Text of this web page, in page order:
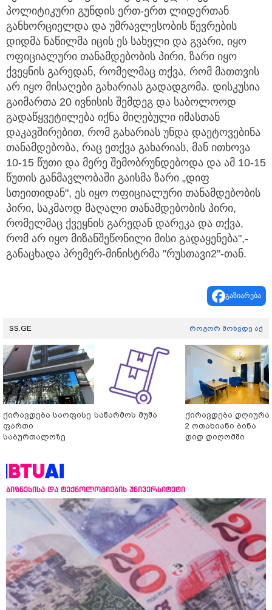
პოლიტიკური გუნდის ერთ-ერთ ლიდერთან
განხორციელდა და უმრავლესობის წევრების
დიდმა ნაწილმა იცის ეს სახელი და გვარი, იყო
ოფიციალური თანამდებობის პირი, ზარი იყო
ქვეყნის გარედან, რომელმაც თქვა, რომ მათთვის
არ იყო მისაღები გახარიას გადადგომა. დისკუსია
გაიმართა 20 ივნისის შემდეგ და საბოლოოდ
გადაწყვეტილება იქნა მიღებული იმასთან
დაკავშირებით, რომ გახარიას უნდა დაეტოვებინა
თანამდებობა, რაც ეთქვა გახარიას, მან ითხოვა
10-15 წუთი და მერე შემობრუნდებოდა და ამ 10-15
წუთის განმავლობაში გაისმა ზარი „დიფ
სთეითიდან", ეს იყო ოფიციალური თანამდებობის
პირი, საკმაოდ მაღალი თანამდებობის პირი,
რომელმაც ქვეყნის გარედან დარეკა და თქვა,
რომ არ იყო მიზანშეწონილი მისი გადაყენება",-
განაცხადა პრემერ-მინისტრმა "რუსთავი2"-თან.
გაზიარება
SS.GE როგორ მოხვდე აქ
ქირავდება საოფისე
ფართი
საბურთალოზე
საწარმოს მუშა
ქირავდება
2 ოთახიანი ბინა
დიდ დიღომში
ბიზნესისა და ტექნოლოგიების უნივერსიტეტი